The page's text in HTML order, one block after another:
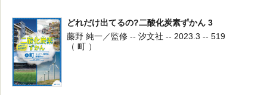
どれだけ出てるの?二酸化炭素ずかん 3
藤野 純一／監修 -- 汐文社 -- 2023.3 -- 519
（ 町 ）